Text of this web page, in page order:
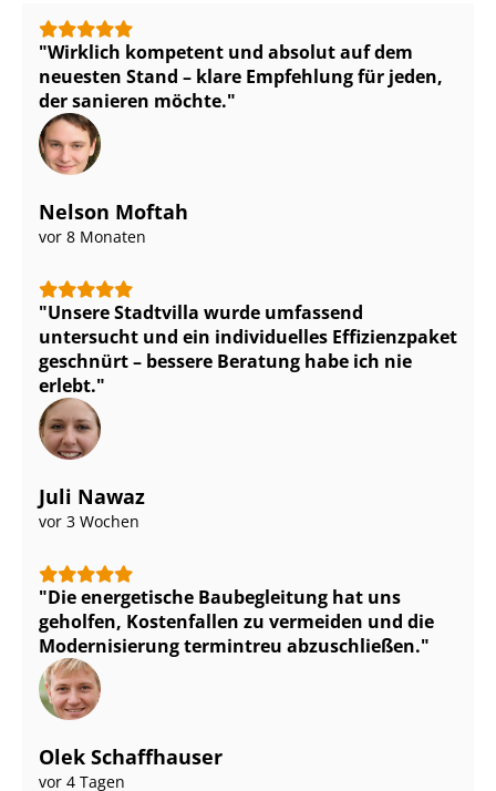
Wirklich kompetent und absolut auf dem
neuesten Stand – klare Empfehlung für jeden,
der sanieren möchte.
Nelson Moftah
vor 8 Monaten
Unsere Stadtvilla wurde umfassend
untersucht und ein individuelles Effizienzpaket
geschnürt – bessere Beratung habe ich nie
erlebt.
Juli Nawaz
vor 3 Wochen
Die energetische Baubegleitung hat uns
geholfen, Kostenfallen zu vermeiden und die
Modernisierung termintreu abzuschließen.
Olek Schaffhauser
vor 4 Tagen